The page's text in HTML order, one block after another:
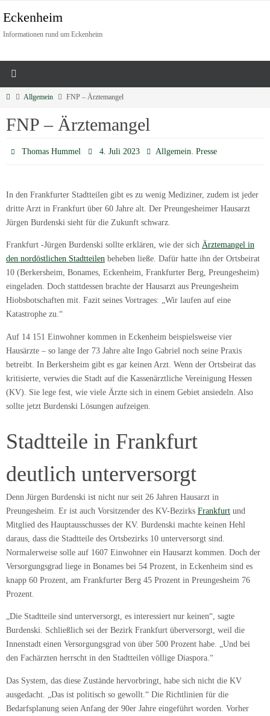
Eckenheim
Informationen rund um Eckenheim
Allgemein FNP – Ärztemangel
FNP – Ärztemangel
Thomas Hummel 4. Juli 2023 Allgemein, Presse
In den Frankfurter Stadtteilen gibt es zu wenig Mediziner, zudem ist jeder
dritte Arzt in Frankfurt über 60 Jahre alt. Der Preungesheimer Hausarzt
Jürgen Burdenski sieht für die Zukunft schwarz.
Frankfurt -Jürgen Burdenski sollte erklären, wie der sich Ärztemangel in
den nordöstlichen Stadtteilen beheben ließe. Dafür hatte ihn der Ortsbeirat
10 (Berkersheim, Bonames, Eckenheim, Frankfurter Berg, Preungesheim)
eingeladen. Doch stattdessen brachte der Hausarzt aus Preungesheim
Hiobsbotschaften mit. Fazit seines Vortrages: „Wir laufen auf eine
Katastrophe zu.“
Auf 14 151 Einwohner kommen in Eckenheim beispielsweise vier
Hausärzte – so lange der 73 Jahre alte Ingo Gabriel noch seine Praxis
betreibt. In Berkersheim gibt es gar keinen Arzt. Wenn der Ortsbeirat das
kritisierte, verwies die Stadt auf die Kassenärztliche Vereinigung Hessen
(KV). Sie lege fest, wie viele Ärzte sich in einem Gebiet ansiedeln. Also
sollte jetzt Burdenski Lösungen aufzeigen.
Stadtteile in Frankfurt
deutlich unterversorgt
Denn Jürgen Burdenski ist nicht nur seit 26 Jahren Hausarzt in
Preungesheim. Er ist auch Vorsitzender des KV-Bezirks Frankfurt und
Mitglied des Hauptausschusses der KV. Burdenski machte keinen Hehl
daraus, dass die Stadtteile des Ortsbezirks 10 unterversorgt sind.
Normalerweise solle auf 1607 Einwohner ein Hausarzt kommen. Doch der
Versorgungsgrad liege in Bonames bei 54 Prozent, in Eckenheim sind es
knapp 60 Prozent, am Frankfurter Berg 45 Prozent in Preungesheim 76
Prozent.
„Die Stadtteile sind unterversorgt, es interessiert nur keinen“, sagte
Burdenski. Schließlich sei der Bezirk Frankfurt überversorgt, weil die
Innenstadt einen Versorgungsgrad von über 500 Prozent habe. „Und bei
den Fachärzten herrscht in den Stadtteilen völlige Diaspora.“
Das System, das diese Zustände hervorbringt, habe sich nicht die KV
ausgedacht. „Das ist politisch so gewollt.“ Die Richtlinien für die
Bedarfsplanung seien Anfang der 90er Jahre eingeführt worden. Vorher